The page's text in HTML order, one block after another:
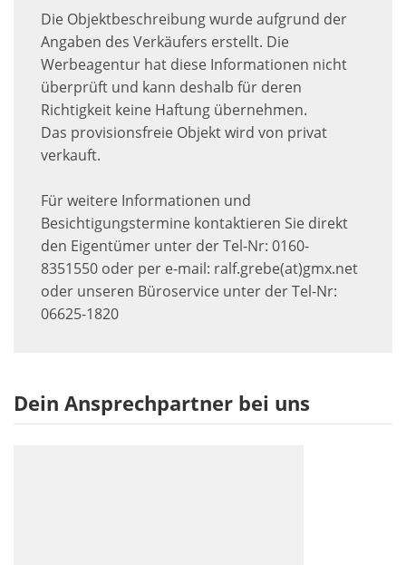
Die Objektbeschreibung wurde aufgrund der
Angaben des Verkäufers erstellt. Die
Werbeagentur hat diese Informationen nicht
überprüft und kann deshalb für deren
Richtigkeit keine Haftung übernehmen.
Das provisionsfreie Objekt wird von privat
verkauft.
Für weitere Informationen und
Besichtigungstermine kontaktieren Sie direkt
den Eigentümer unter der Tel-Nr: 0160-
8351550 oder per e-mail: ralf.grebe(at)gmx.net
oder unseren Büroservice unter der Tel-Nr:
06625-1820
Dein Ansprechpartner bei uns